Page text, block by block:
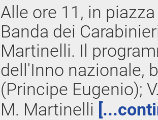
Alle ore 11, in
Banda dei
Martinelli. Il
dell'Inno nazionale,
(Principe Eugenio);
M. Martinelli